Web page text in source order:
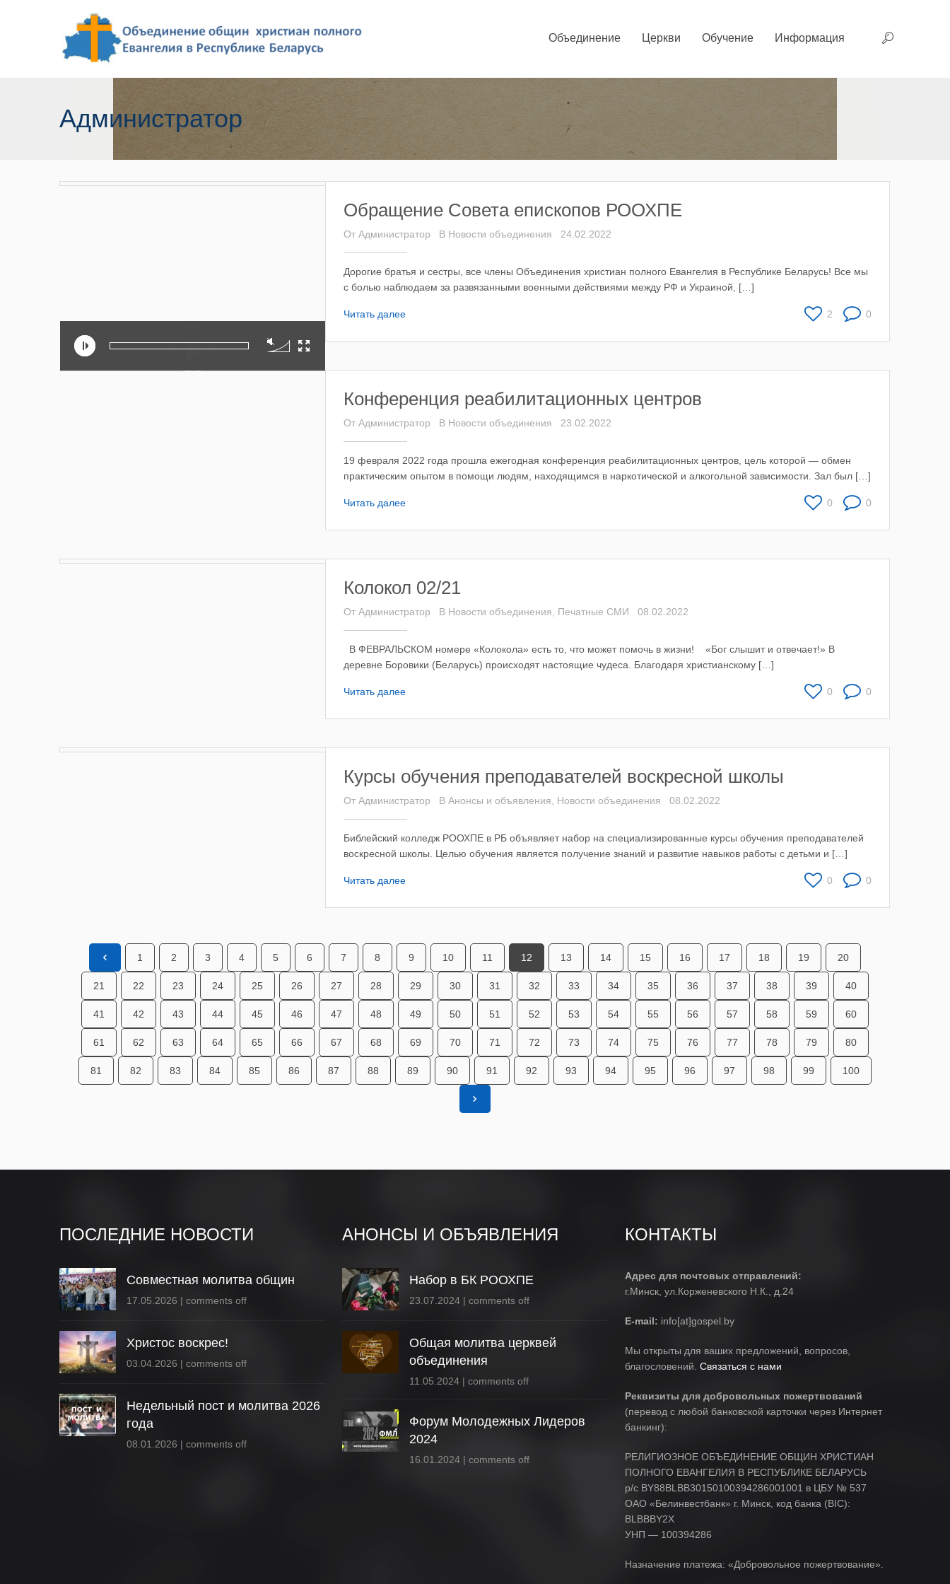
Объединение Церкви Обучение Информация
Администратор
Обращение Совета епископов РООХПЕ
ОтАдминистратор В Новости объединения 24.02.2022
Дорогие братья и сестры, все члены Объединения христиан полного Евангелия в Республике Беларусь! Все мы
с болью наблюдаем за развязанными военными действиями между РФ и Украиной, […]
Читать далее 0
2
Конференция реабилитационных центров
ОтАдминистратор В Новости объединения 23.02.2022
19 февраля 2022 года прошла ежегодная конференция реабилитационных центров, цель которой — обмен
практическим опытом в помощи людям, находящимся в наркотической и алкогольной зависимости. Зал был […]
Читать далее 0
0
Колокол 02/21
ОтАдминистратор В Новости объединения Печатные СМИ 08.02.2022
В ФЕВРАЛЬСКОМ номере «Колокола» есть то, что может помочь в жизни! «Бог слышит и отвечает!» В
деревне Боровики (Беларусь) происходят настоящие чудеса. Благодаря христианскому […]
Читать далее 0
0
Курсы обучения преподавателей воскресной школы
ОтАдминистратор ВАнонсы и объявления Новости объединения 08.02.2022
Библейский колледж РООХПЕ в РБ объявляет набор на специализированные курсы обучения преподавателей
воскресной школы. Целью обучения является получение знаний и развитие навыков работы с детьми и […]
Читать далее 0
0
1 2 3 4 5 6 7 8 9 10 11 12 13 14 15 16 17 18 19 20
21 22 23 24 25 26 27 28 29 30 31 32 33 34 35 36 37 38 39 40
41 42 43 44 45 46 47 48 49 50 51 52 53 54 55 56 57 58 59 60
61 62 63 64 65 66 67 68 69 70 71 72 73 74 75 76 77 78 79 80
81 82 83 84 85 86 87 88 89 90 91 92 93 94 95 96 97 98 99 100
ПОСЛЕДНИЕ НОВОСТИ
Совместная молитва общин
17.05.2026 | comments off
Христос воскрес!
03.04.2026 | comments off
Недельный пост и молитва 2026
года
08.01.2026 | comments off
АНОНСЫ И ОБЪЯВЛЕНИЯ
Набор в БК РООХПЕ
23.07.2024| comments off
Общая молитва церквей
объединения
11.05.2024| comments off
Форум Молодежных Лидеров
2024
16.01.2024| comments off
КОНТАКТЫ
Адрес для почтовых отправлений:
г.Минск, ул.Корженевского Н.К., д.24
E-mail: info[at]gospel.by
Мы открыты для ваших предложений, вопросов,
благословений. Связаться с нами
Реквизиты для добровольных пожертвований
(перевод с любой банковской карточки через Интернет
банкинг):
РЕЛИГИОЗНОЕ ОБЪЕДИНЕНИЕ ОБЩИН ХРИСТИАН
ПОЛНОГО ЕВАНГЕЛИЯ В РЕСПУБЛИКЕ БЕЛАРУСЬ
р/c BY88BLBB30150100394286001001 в ЦБУ № 537
ОАО «Белинвестбанк» г. Минск, код банка (BIC):
BLBBBY2X
УНП — 100394286
Назначение платежа: «Добровольное пожертвование».